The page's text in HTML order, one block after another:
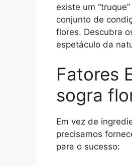
existe um
conjunto de
flores. Descubra
espetáculo da
Fatores
sogra
Em vez de
precisamos
para o sucesso: